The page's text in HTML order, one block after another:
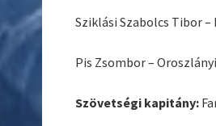
Sziklási Szabolcs Tibor –
Pis Zsombor – Oroszlányi
Szövetségi kapitány: